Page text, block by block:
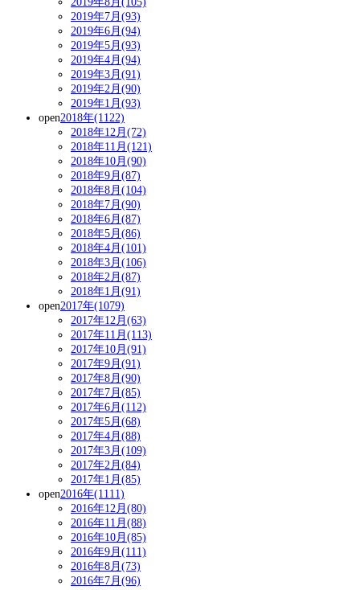
2019年7月(93)
2019年6月(94)
2019年5月(93)
2019年4月(94)
2019年3月(91)
2019年2月(90)
2019年1月(93)
open2018年(1122)
2018年12月(72)
2018年11月(121)
2018年10月(90)
2018年9月(87)
2018年8月(104)
2018年7月(90)
2018年6月(87)
2018年5月(86)
2018年4月(101)
2018年3月(106)
2018年2月(87)
2018年1月(91)
open2017年(1079)
2017年12月(63)
2017年11月(113)
2017年10月(91)
2017年9月(91)
2017年8月(90)
2017年7月(85)
2017年6月(112)
2017年5月(68)
2017年4月(88)
2017年3月(109)
2017年2月(84)
2017年1月(85)
open2016年(1111)
2016年12月(80)
2016年11月(88)
2016年10月(85)
2016年9月(111)
2016年8月(73)
2016年7月(96)